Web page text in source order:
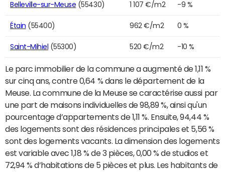
Belleville-sur-Meuse (55430) 1 107 €/m2 -9 %
Étain (55400) 962 €/m2 0 %
Saint-Mihiel (55300) 520 €/m2 -10 %
Le parc immobilier de la commune a augmenté de 1,11 %
sur cinq ans, contre 0,64 % dans le département de la
Meuse. La commune de la Meuse se caractérise aussi par
une part de maisons individuelles de 98,89 %, ainsi qu'un
pourcentage d’appartements de 1,11 %. Ensuite, 94,44 %
des logements sont des résidences principales et 5,56 %
sont des logements vacants. La dimension des logements
est variable avec 1,18 % de 3 pièces, 0,00 % de studios et
72,94 % d’habitations de 5 pièces et plus. Les habitants de